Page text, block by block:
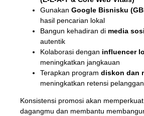
Gunakan Google Bisnisku
hasil pencarian lokal
Bangun kehadiran di media
autentik
Kolaborasi dengan influencer
meningkatkan jangkauan
Terapkan program diskon dan
meningkatkan retensi pelanggan
Konsistensi promosi akan
dagangmu dan membantu